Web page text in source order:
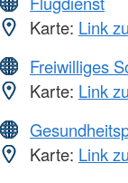
Karte: Link
Freiwilliges
Karte: Link
Karte: Link